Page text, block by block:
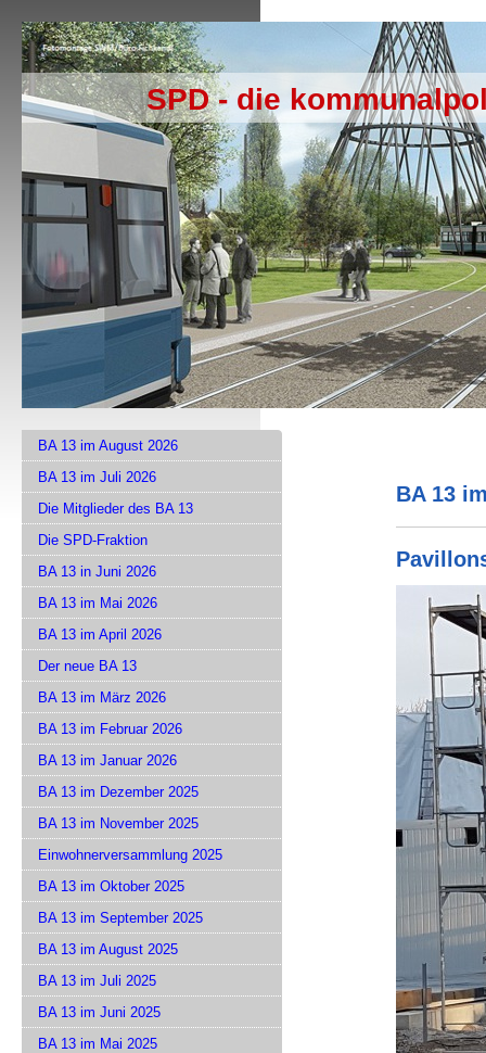
SPD - die
BA 13
BA 13 im August 2026
BA 13 im Juli 2026
Die Mitglieder des BA 13
Die SPD-Fraktion
BA 13 in Juni 2026
BA 13 im Mai 2026
BA 13 im April 2026
Der neue BA 13
BA 13 im März 2026
BA 13 im Februar 2026
BA 13 im Januar 2026
BA 13 im Dezember 2025
BA 13 im November 2025
Einwohnerversammlung 2025
BA 13 im Oktober 2025
BA 13 im September 2025
BA 13 im August 2025
BA 13 im Juli 2025
BA 13 im Juni 2025
BA 13 im Mai 2025